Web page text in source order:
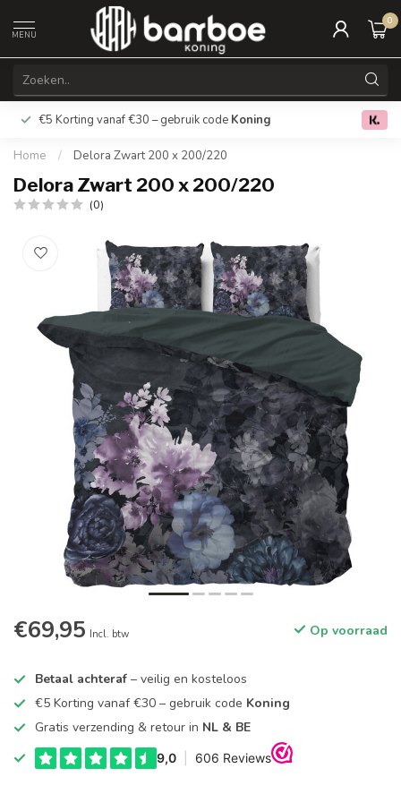
MENU
0
€5 Korting vanaf €30 – gebruik code Koning Gratis
Home / Delora Zwart 200 x 200/220
Delora Zwart 200 x 200/220
(0)
€69,95 Incl. btw Op voorraad
Betaal achteraf – veilig en kosteloos
€5 Korting vanaf €30 – gebruik code Koning
Gratis verzending & retour in NL & BE